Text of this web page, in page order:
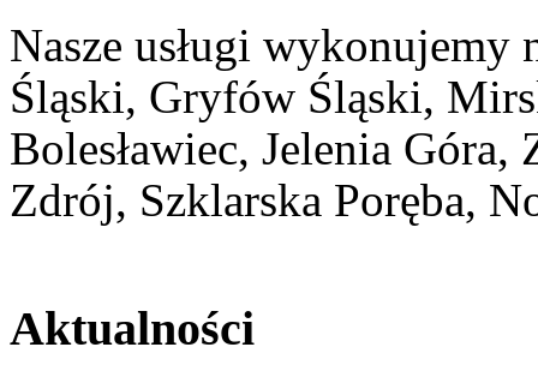
Nasze usługi
Śląski, Gryfów Śląski,
Bolesławiec, Jelenia
Zdrój, Szklarska Poręba,
Aktualności